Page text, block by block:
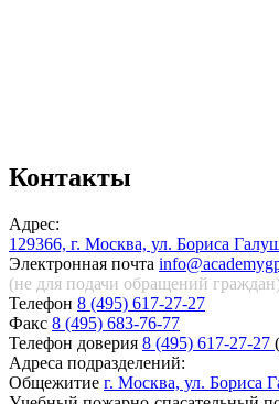
Контакты
Адрес:
129366, г. Москва, ул. Бориса
Электронная почта
(не для подачи обращений
Телефон 8 (495) 617-27-27
Факс 8 (495) 683-76-77
Телефон доверия 8 (495) 617-27-27
Адреса подразделений:
Общежитие г. Москва, ул. Бориса